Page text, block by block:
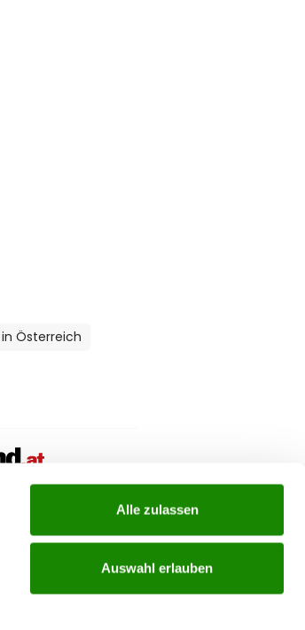
Alle zulassen
Auswahl erlauben
Österreich
menu